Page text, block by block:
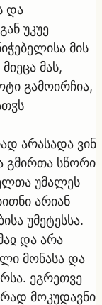
და
უკუე
მის
მას,
გამოირჩია,
არასადა ვინ
გმირთა სწორი
უმალეს
არიან
უმეტესსა.
და არა
მონასა და
ეგრეთვე
მოკუდავნი